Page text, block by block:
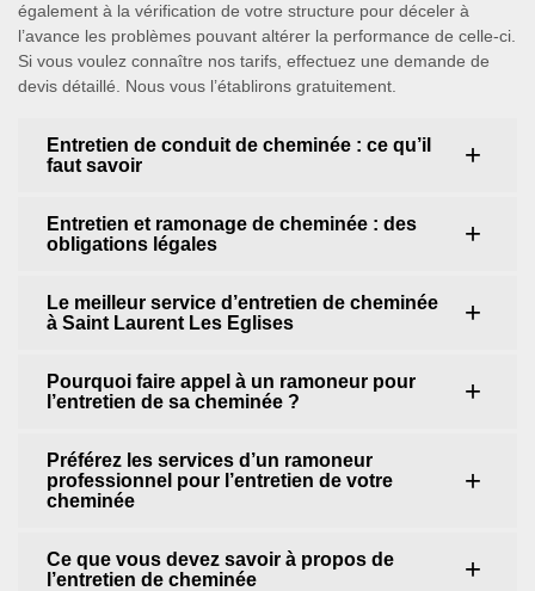
également à la vérification de votre structure pour déceler à
l’avance les problèmes pouvant altérer la performance de celle-ci.
Si vous voulez connaître nos tarifs, effectuez une demande de
devis détaillé. Nous vous l’établirons gratuitement.
Entretien de conduit de cheminée : ce qu’il
faut savoir
Entretien et ramonage de cheminée : des
obligations légales
Le meilleur service d’entretien de cheminée
à Saint Laurent Les Eglises
Pourquoi faire appel à un ramoneur pour
l’entretien de sa cheminée ?
Préférez les services d’un ramoneur
professionnel pour l’entretien de votre
cheminée
Ce que vous devez savoir à propos de
l’entretien de cheminée